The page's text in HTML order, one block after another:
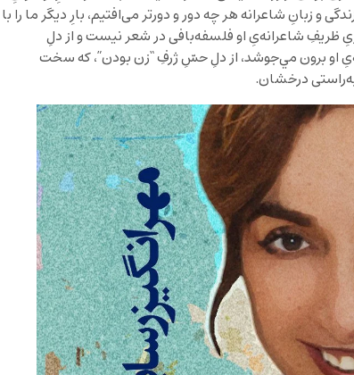
و زبانِ شاعرانه هر چه دور و دورتر می‌افتيم، بارِ ديگر ما را با
ظريفِ شاعرانه‌یِ او فلسفه‌بافی در شعر نيست و از دلِ
او برون مي‌جوشد، از دلِ حسّ‌ِ ژرفِ “زن بودن”، که سخت
به‌راستی درخشان.